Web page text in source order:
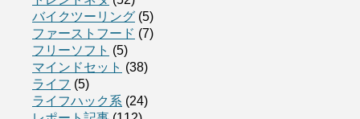
バイクツーリング (5)
ファーストフード (7)
フリーソフト (5)
マインドセット (38)
ライフ (5)
ライフハック系 (24)